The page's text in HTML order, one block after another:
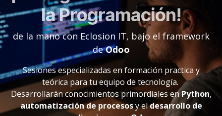
la Programación!
de la mano con Eclosion IT, bajo el framework
deOdoo
Sesiones especializadas en formación practica y
teórica para tu equipo de tecnología.
Desarrollarán conocimientos primordiales enPython,
automatización de procesosy eldesarrollo de